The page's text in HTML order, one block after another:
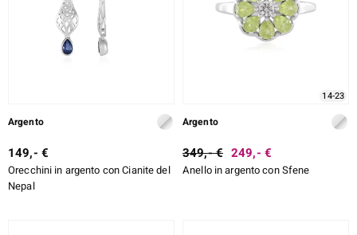
Argento
149,- €
Orecchini in argento con Cianite del
Nepal
14-23
Argento
349,- € 249,- €
Anello in argento con Sfene